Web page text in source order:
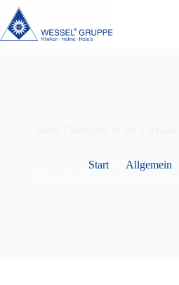
Zum
Inhalt
springen
Start
Allgemein